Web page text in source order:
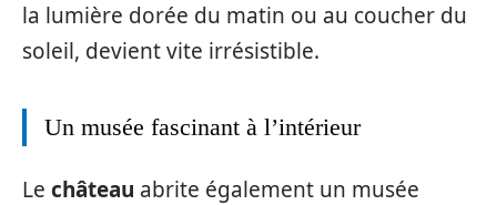
la lumière dorée du matin ou au coucher du
soleil, devient vite irrésistible.
Un musée fascinant à l’intérieur
Le château abrite également un musée